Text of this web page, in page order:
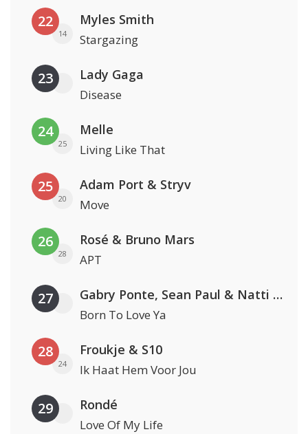
22
14
Myles Smith
Stargazing
23 Lady Gaga
Disease
24
25
Melle
Living Like That
25
20
Adam Port & Stryv
Move
26
28
Rosé & Bruno Mars
APT
27 Gabry Ponte, Sean Paul & Natti Natasha
Born To Love Ya
28
24
Froukje & S10
Ik Haat Hem Voor Jou
29 Rondé
Love Of My Life